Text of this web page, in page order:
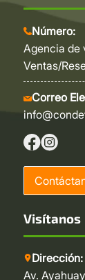
Número:
Agencia de
Ventas/
Correo
Visítanos
Dirección:
Av.